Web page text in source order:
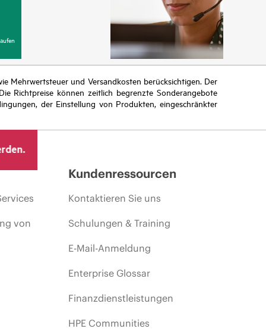
Mehrwertsteuer und Versandkosten berücksichtigen. Der
Richtpreise können zeitlich begrenzte Sonderangebote
der Einstellung von Produkten, eingeschränkter
von
Kundenressourcen
Kontaktieren Sie uns
Schulungen & Training
E-Mail-Anmeldung
Enterprise Glossar
Finanzdienstleistungen
HPE Communities